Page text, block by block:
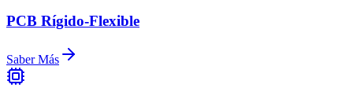
PCB Rígido-Flexible
Saber Más